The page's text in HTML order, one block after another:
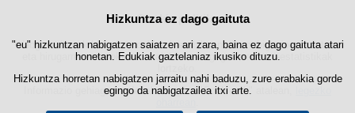
Cookie politika
Webgune honek berezko cookie-ak erabiltzen ditu nabigazioa errazteko
eta hirugarrenen cookie-ak erabilera- eta gogobetetasun-estatistikak
Informazio gehiago lor dezakezu gure "Cookie-ak" atalean,
Hizkuntza ez dago gaituta
"eu" hizkuntzan nabigatzen saiatzen ari zara, baina ez dago gaituta atari
honetan. Edukiak gaztelaniaz ikusiko dituzu.
Hizkuntza horretan nabigatzen jarraitu nahi baduzu, zure erabakia gorde
egingo da nabigatzailea itxi arte.
Edukira salto egin